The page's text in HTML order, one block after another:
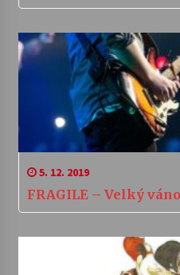
5. 12. 2019
FRAGILE – Velký